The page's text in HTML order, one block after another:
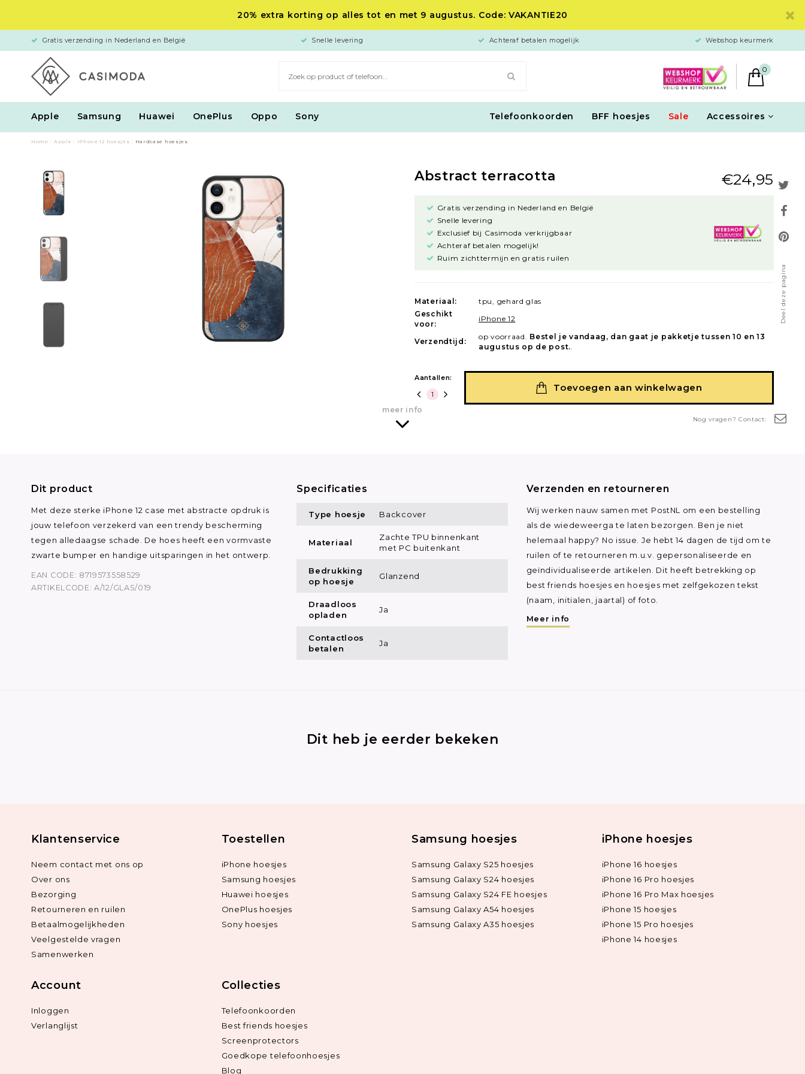
20% extra korting op alles tot en met 9 augustus. Code: VAKANTIE20
Gratis verzending in Nederland en België Snelle levering Achteraf betalen mogelijk Webshop keurmerk
0
Apple Samsung Huawei OnePlus Oppo Sony Telefoonkoorden BFF hoesjes Sale Accessoires
Deel deze pagina
Nog vragen? Contact:
Home Apple iPhone 12 hoesjes Hardcase hoesjes
Abstract terracotta €24,95
Gratis verzending in Nederland en België
Snelle levering
Exclusief bij Casimoda verkrijgbaar
Achteraf betalen mogelijk!
Ruim zichttermijn en gratis ruilen
Materiaal:
tpu, gehard glas
Geschikt
voor:
iPhone 12
Verzendtijd:
op voorraad. Bestel je vandaag, dan gaat je pakketje tussen 10 en 13
augustus op de post.
Aantallen:
Toevoegen aan winkelwagen
meer info
Dit product
Met deze sterke iPhone 12 case met abstracte opdruk is
jouw telefoon verzekerd van een trendy bescherming
tegen alledaagse schade. De hoes heeft een vormvaste
zwarte bumper en handige uitsparingen in het ontwerp.
EAN CODE: 8719573558529
ARTIKELCODE: A/12/GLAS/019
Specificaties
Type hoesje Backcover
Materiaal
Zachte TPU binnenkant
met PC buitenkant
Bedrukking
op hoesje
Glanzend
Draadloos
opladen
Ja
Contactloos
betalen
Ja
Verzenden en retourneren
Wij werken nauw samen met PostNL om een bestelling
als de wiedeweerga te laten bezorgen. Ben je niet
helemaal happy? No issue. Je hebt 14 dagen de tijd om te
ruilen of te retourneren m.u.v. gepersonaliseerde en
geïndividualiseerde artikelen. Dit heeft betrekking op
best friends hoesjes en hoesjes met zelfgekozen tekst
(naam, initialen, jaartal) of foto.
Meer info
Dit heb je eerder bekeken
Klantenservice
Neem contact met ons op
Over ons
Bezorging
Retourneren en ruilen
Betaalmogelijkheden
Veelgestelde vragen
Samenwerken
Toestellen
iPhone hoesjes
Samsung hoesjes
Huawei hoesjes
OnePlus hoesjes
Sony hoesjes
Samsung hoesjes
Samsung Galaxy S25 hoesjes
Samsung Galaxy S24 hoesjes
Samsung Galaxy S24 FE hoesjes
Samsung Galaxy A54 hoesjes
Samsung Galaxy A35 hoesjes
iPhone hoesjes
iPhone 16 hoesjes
iPhone 16 Pro hoesjes
iPhone 16 Pro Max hoesjes
iPhone 15 hoesjes
iPhone 15 Pro hoesjes
iPhone 14 hoesjes
Account
Inloggen
Verlanglijst
Collecties
Telefoonkoorden
Best friends hoesjes
Screenprotectors
Goedkope telefoonhoesjes
Blog